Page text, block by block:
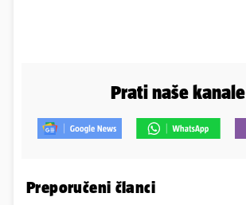
Prati naše kanale
Preporučeni članci